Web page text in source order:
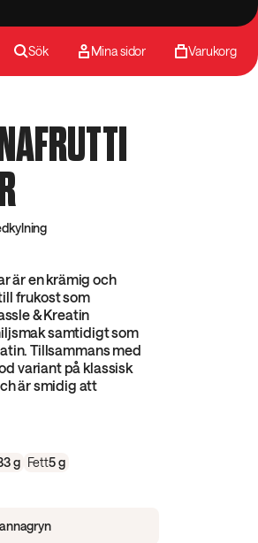
Sök Mina sidor Varukorg
är en krämig och
frukost som
& Kreatin
samtidigt som
Tillsammans med
variant på klassisk
är smidig att
g Fett5g